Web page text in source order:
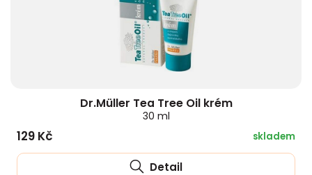
Dr.Müller Tea Tree Oil krém
30 ml
129 Kč skladem
Detail